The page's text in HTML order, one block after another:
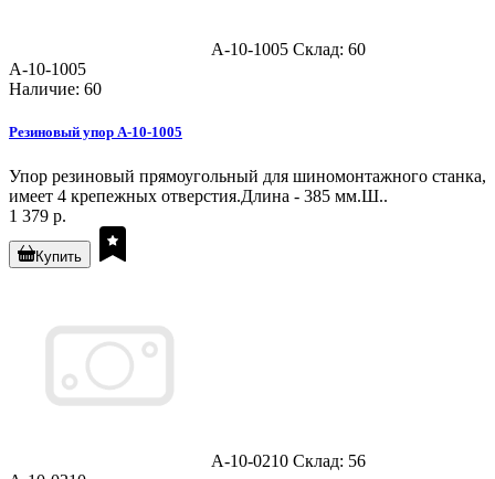
A-10-1005 Склад: 60
A-10-1005
Наличие: 60
Резиновый упор A-10-1005
Упор резиновый прямоугольный для шиномонтажного станка,
имеет 4 крепежных отверстия.Длина - 385 мм.Ш..
1 379 р.
Купить
A-10-0210 Склад: 56